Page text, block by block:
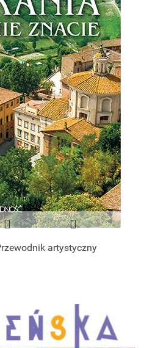
artystyczny